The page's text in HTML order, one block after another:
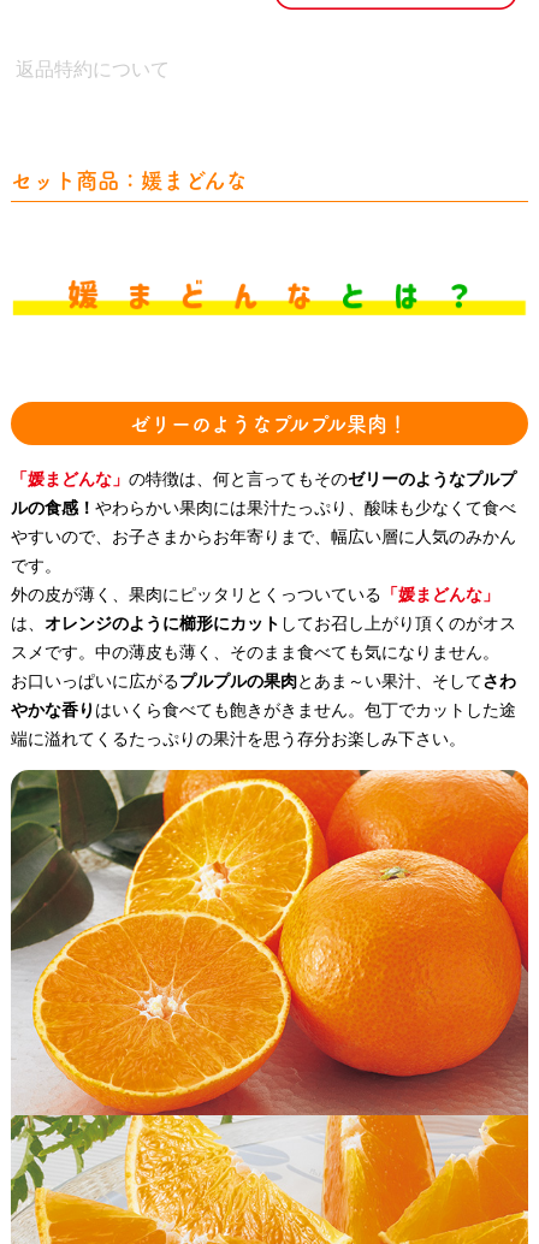
返品特約について
セット商品：媛まどんな
ゼリーのようなプルプル果肉！
「媛まどんな」 の特徴は、何と言ってもそのゼリーのようなプルプ
ルの食感！ やわらかい果肉には果汁たっぷり、酸味も少なくて食べ
やすいので、お子さまからお年寄りまで、幅広い層に人気のみかん
です。
外の皮が薄く、果肉にピッタリとくっついている 「媛まどんな」
は、 オレンジのように櫛形にカット してお召し上がり頂くのがオス
スメです。中の薄皮も薄く、そのまま食べても気になりません。
お口いっぱいに広がるプルプルの果肉とあま～い果汁、そしてさわ
やかな香り はいくら食べても飽きがきません。包丁でカットした途
端に溢れてくるたっぷりの果汁を思う存分お楽しみ下さい。